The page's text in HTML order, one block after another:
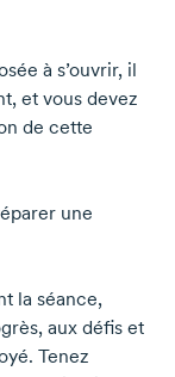
à s’ouvrir, il
et vous devez
de cette
une
la séance,
aux défis et
Tenez